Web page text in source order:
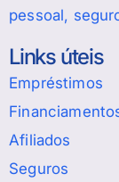
pessoal,
Links úteis
Empréstimos
Afiliados
Seguros